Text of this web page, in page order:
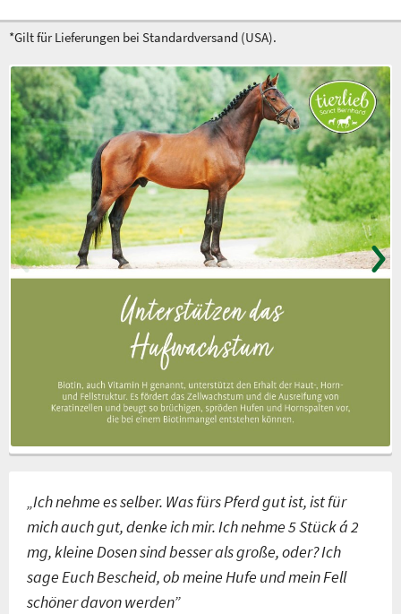
*Gilt für Lieferungen bei Standardversand (USA).
„Ich nehme es selber. Was fürs Pferd gut ist, ist für
mich auch gut, denke ich mir. Ich nehme 5 Stück á 2
mg, kleine Dosen sind besser als große, oder? Ich
sage Euch Bescheid, ob meine Hufe und mein Fell
schöner davon werden”